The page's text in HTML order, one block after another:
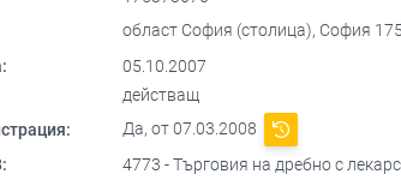
област София (столица), София
05.10.2007
действащ
Да, от 07.03.2008
4773 - Търговия на дребно с